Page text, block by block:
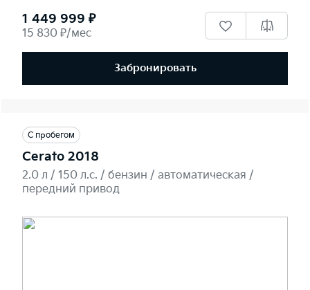
1 449 999 ₽
15 830 ₽/мес
Забронировать
С пробегом
Cerato 2018
2.0 л / 150 л.c. / бензин / автоматическая /
передний привод